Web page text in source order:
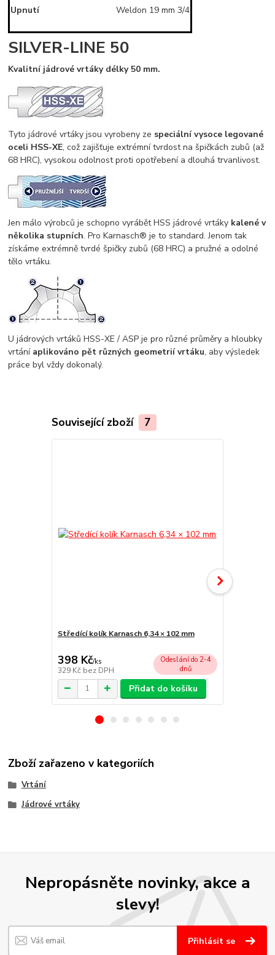
Upnutí
Weldon 19 mm 3/4
SILVER-LINE 50
Kvalitní jádrové vrtáky délky 50 mm.
Tyto jádrové vrtáky jsou vyrobeny ze speciální vysoce legované
oceli HSS-XE, což zajišťuje extrémní tvrdost na špičkách zubů (až
68 HRC), vysokou odolnost proti opotřebení a dlouhá trvanlivost.
Jen málo výrobců je schopno vyrábět HSS jádrové vrtáky kalené v
několika stupních. Pro Karnasch® je to standard. Jenom tak
získáme extrémně tvrdé špičky zubů (68 HRC) a pružné a odolné
tělo vrtáku.
U jádrových vrtáků HSS-XE / ASP je pro různé průměry a hloubky
vrtání aplikováno pět různých geometrií vrtáku, aby výsledek
práce byl vždy dokonalý.
Související zboží 7
Středící kolík Karnasch 6,34 × 102 mm
398 Kč/ks
329 Kč bez DPH
Odeslání do 2-4
dnů
Přidat do košíku
Zboží zařazeno v kategoriích
Vrtání
Jádrové vrtáky
Nepropásněte novinky, akce a
slevy!
Přihlásit se